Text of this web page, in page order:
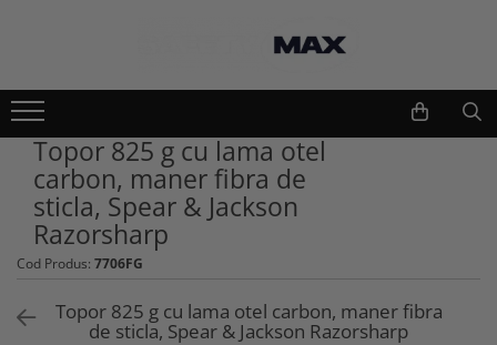
Imbracaminte lucru
Geci
Camasi
Bluze si hanorace
Tricouri
Caciuli si gulere
Pantaloni si salopete
Pelerine
Unelte gradinarit
Atomizoare si stropitori
Cultivatoare
Seturi unelte gradinarit
Plantatoare
Foarfeci gradinarit
Macete si seceri
Topor 825 g cu lama otel
carbon, maner fibra de
sticla, Spear & Jackson
Razorsharp
Cod Produs: 7706FG
Topor 825 g cu lama otel carbon, maner fibra
de sticla, Spear & Jackson Razorsharp